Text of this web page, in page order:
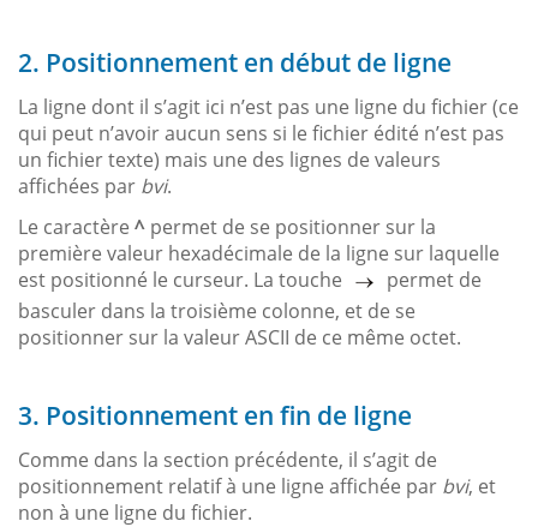
2. Positionnement en début de ligne
La ligne dont il s’agit ici n’est pas une ligne du fichier (ce
qui peut n’avoir aucun sens si le fichier édité n’est pas
un fichier texte) mais une des lignes de valeurs
affichées par bvi.
Le caractère ^ permet de se positionner sur la
première valeur hexadécimale de la ligne sur laquelle
est positionné le curseur. La touche
permet de
basculer dans la troisième colonne, et de se
positionner sur la valeur ASCII de ce même octet.
3. Positionnement en fin de ligne
Comme dans la section précédente, il s’agit de
positionnement relatif à une ligne affichée par bvi, et
non à une ligne du fichier.